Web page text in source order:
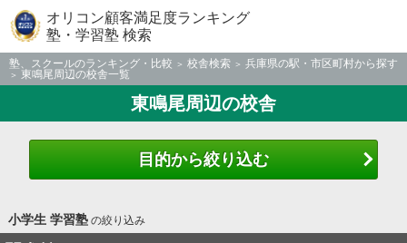
オリコン顧客満足度ランキング
塾・学習塾 検索
塾、スクールのランキング・比較 校舎検索
兵庫県の駅・市区町村から探す
東鳴尾周辺の校舎一覧
東鳴尾周辺の校舎
目的から絞り込む
小学生 学習塾の絞り込み